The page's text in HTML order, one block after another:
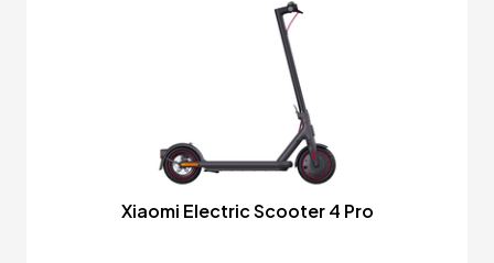
Xiaomi Electric Scooter 4 Pro